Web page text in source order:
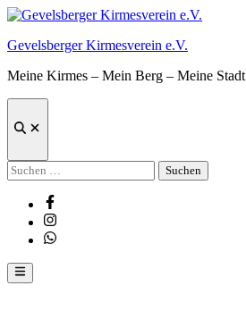
Zum
springen
Gevelsberger Kirmesverein e.V.
Meine Kirmes – Mein Berg – Meine Stadt
Suche
Suchen
nach:
Facebook
Instagram
Whatsapp
Hauptmenü